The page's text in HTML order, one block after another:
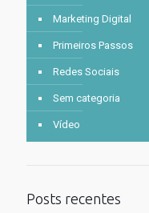
Marketing Digital
Primeiros Passos
Redes Sociais
Sem categoria
Vídeo
Posts recentes